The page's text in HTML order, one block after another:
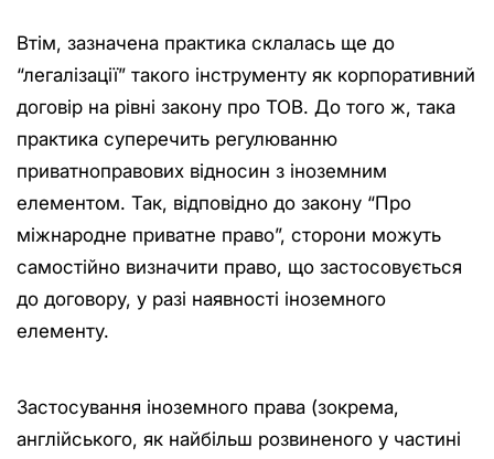
Втім, зазначена практика склалась ще до
“легалізації” такого інструменту як корпоративний
договір на рівні закону про ТОВ. До того ж, така
практика суперечить регулюванню
приватноправових відносин з іноземним
елементом. Так, відповідно до закону “Про
міжнародне приватне право”, сторони можуть
самостійно визначити право, що застосовується
до договору, у разі наявності іноземного
елементу.
Застосування іноземного права (зокрема,
англійського, як найбільш розвиненого у частині